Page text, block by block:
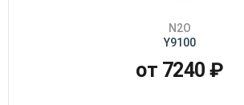
N2O
Y9100
от 7240 ₽